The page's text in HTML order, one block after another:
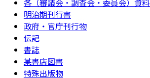
各（審議会・調査会・委員会）資料
明治期刊行書
政府・官庁刊行物
伝記
書誌
某書店図書
特殊出版物